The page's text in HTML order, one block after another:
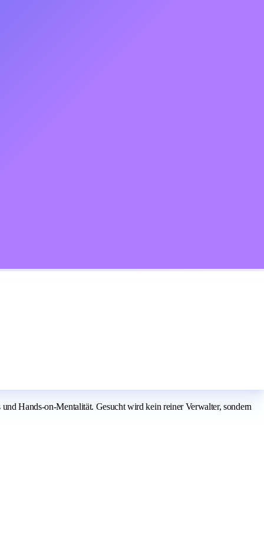
Hands-on-Mentalität. Gesucht wird kein reiner Verwalter, sondern